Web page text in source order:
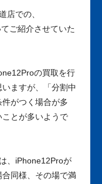
店での、
ご紹介させていた
の買取を行
ますが、「分割中
がつく場合が多
とが多いようで
、iPhone12Proが
同様、その場で満